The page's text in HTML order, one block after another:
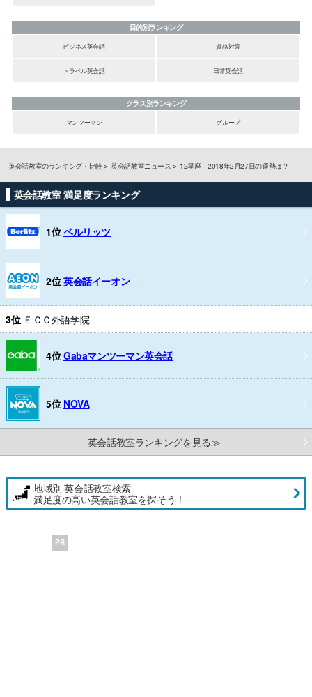
目的別ランキング
ビジネス英会話
資格対策
トラベル英会話 日常英会話
クラス別ランキング
マンツーマン
グループ
英会話教室のランキング・比較 英会話教室ニュース 12星座 2018年2月27日の運勢は？
英会話教室 満足度ランキング
1位ベルリッツ
2位英会話イーオン
3位 ＥＣＣ外語学院
4位Gabaマンツーマン英会話
5位 NOVA
英会話教室ランキングを見る≫
地域別 英会話教室検索
満足度の高い英会話教室を探そう！
PR